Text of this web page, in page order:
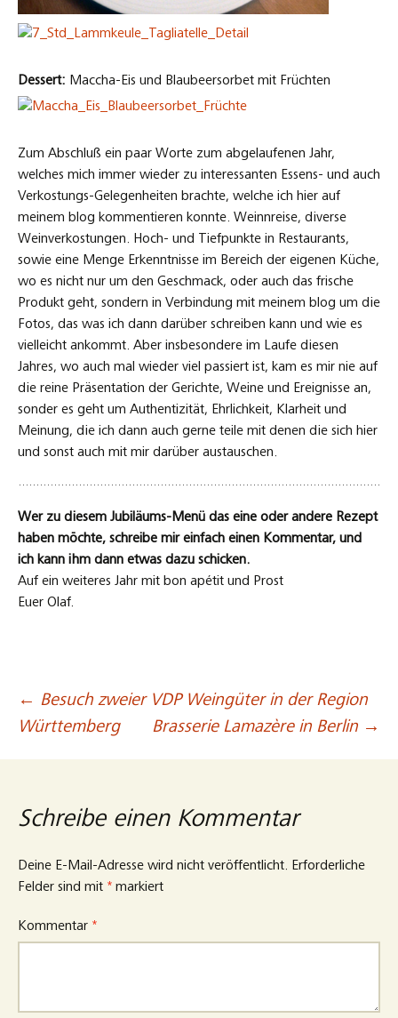
Dessert: Maccha-Eis und Blaubeersorbet mit Früchten
Zum Abschluß ein paar Worte zum abgelaufenen Jahr,
welches mich immer wieder zu interessanten Essens- und auch
Verkostungs-Gelegenheiten brachte, welche ich hier auf
meinem blog kommentieren konnte. Weinnreise, diverse
Weinverkostungen. Hoch- und Tiefpunkte in Restaurants,
sowie eine Menge Erkenntnisse im Bereich der eigenen Küche,
wo es nicht nur um den Geschmack, oder auch das frische
Produkt geht, sondern in Verbindung mit meinem blog um die
Fotos, das was ich dann darüber schreiben kann und wie es
vielleicht ankommt. Aber insbesondere im Laufe diesen
Jahres, wo auch mal wieder viel passiert ist, kam es mir nie auf
die reine Präsentation der Gerichte, Weine und Ereignisse an,
sonder es geht um Authentizität, Ehrlichkeit, Klarheit und
Meinung, die ich dann auch gerne teile mit denen die sich hier
und sonst auch mit mir darüber austauschen.
Wer zu diesem Jubiläums-Menü das eine oder andere Rezept
haben möchte, schreibe mir einfach einen Kommentar, und
ich kann ihm dann etwas dazu schicken.
Auf ein weiteres Jahr mit bon apétit und Prost
Euer Olaf.
Beitragsnavigation
← Besuch zweier VDP Weingüter in der Region
Württemberg
Brasserie Lamazère in Berlin →
Schreibe einen Kommentar
Deine E-Mail-Adresse wird nicht veröffentlicht. Erforderliche
Felder sind mit * markiert
Kommentar *